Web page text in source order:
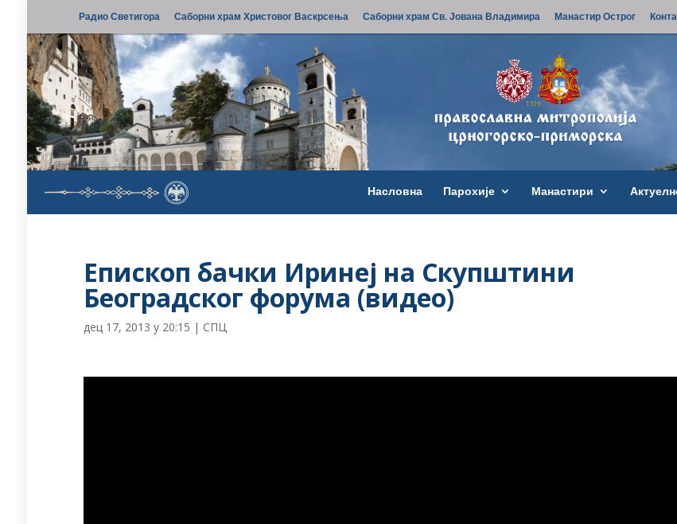
Радио Светигора Саборни храм Христовог Васкрсења Саборни храм Св. Јована Владимира Манастир Острог
Насловна Парохије Манастири
Епископ бачки Иринеј на Скупштини
Београдског форума (видео)
дец 17, 2013 у 20:15 | СПЦ